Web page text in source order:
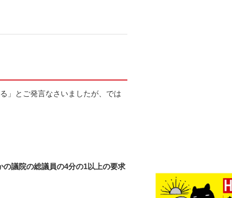
」とご発言なさいましたが、では
議院の総議員の4分の1以上の要求